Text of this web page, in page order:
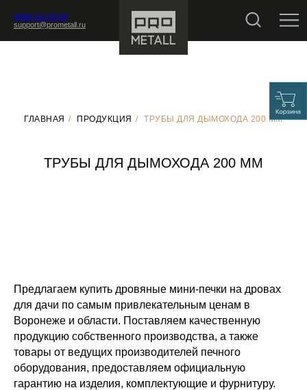
8 800 707 30 96
support@prometall.ru
ГЛАВНАЯ / ПРОДУКЦИЯ / ТРУБЫ ДЛЯ ДЫМОХОДА 200 ММ
ТРУБЫ ДЛЯ ДЫМОХОДА 200 ММ
Предлагаем купить дровяные мини-печки на дровах
для дачи по самым привлекательным ценам в
Воронеже и области. Поставляем качественную
продукцию собственного производства, а также
товары от ведущих производителей печного
оборудования, предоставляем официальную
гарантию на изделия, комплектующие и фурнитуру.